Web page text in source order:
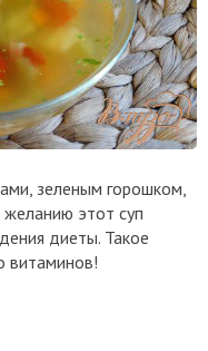
зеленым горошком,
этот суп
диеты. Такое
витаминов!